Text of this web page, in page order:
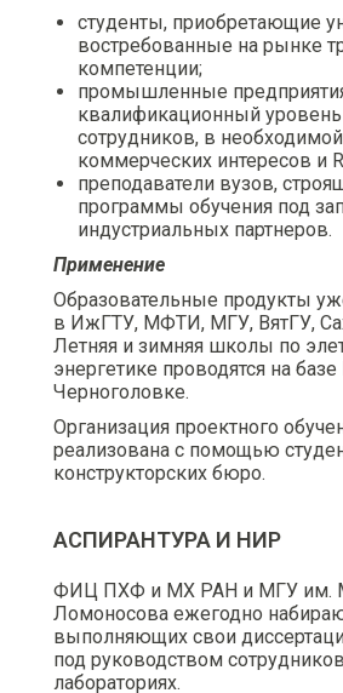
студенты, приобретающие
востребованные на рынке
компетенции;
промышленные
квалификационный
сотрудников, в
коммерческих интересов и
преподаватели вузов,
программы обучения под
индустриальных партнеров.
Применение
Образовательные продукты
в ИжГТУ, МФТИ, МГУ, ВятГУ,
Летняя и зимняя школы по
энергетике проводятся на
Черноголовке.
Организация проектного
реализована с помощью
конструкторских бюро.
АСПИРАНТУРА И НИР
ФИЦ ПХФ и МХ РАН и МГУ им.
Ломоносова ежегодно
выполняющих свои
под руководством
лабораториях.